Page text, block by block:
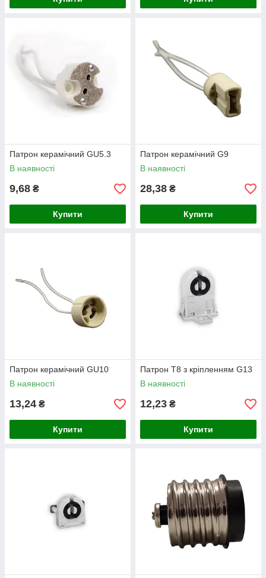
Патрон керамічний GU5.3
В наявності
9,68 ₴
Купити
Патрон керамічний G9
В наявності
28,38 ₴
Купити
Патрон керамічний GU10
В наявності
13,24 ₴
Купити
Патрон Т8 з кріпленням G13
В наявності
12,23 ₴
Купити